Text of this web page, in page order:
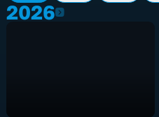
20262026